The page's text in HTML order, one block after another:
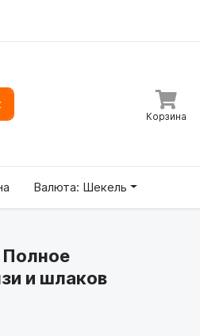
Корзина
Валюта: Шекель
Полное
и шлаков